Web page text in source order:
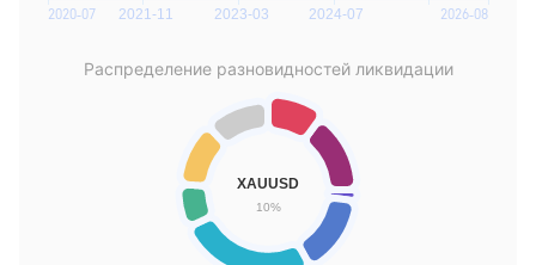
Распределение разновидностей ликвидации